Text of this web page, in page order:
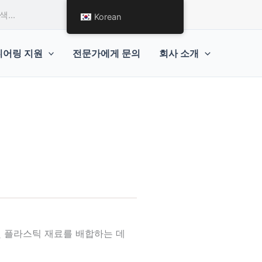
링 지원 전문가에게 문의 회사 소개
라스틱 재료를 배합하는 데
Korean